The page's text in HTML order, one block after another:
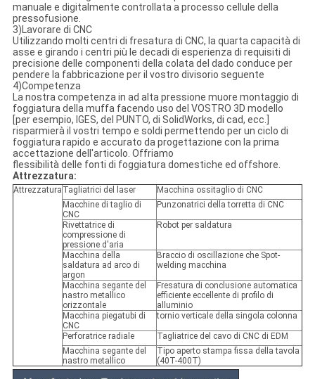
manuale e digitalmente controllata a processo cellule della
pressofusione.
3)Lavorare di CNC
Utilizzando molti centri di fresatura di CNC, la quarta capacità di
asse e girando i centri più le decadi di esperienza di requisiti di
precisione delle componenti della colata del dado conduce per
pendere la fabbricazione per il vostro divisorio seguente
4)Competenza
La nostra competenza in ad alta pressione muore montaggio di
foggiatura della muffa facendo uso del VOSTRO 3D modello
[per esempio, IGES, del PUNTO, di SolidWorks, di cad, ecc.]
risparmierà il vostri tempo e soldi permettendo per un ciclo di
foggiatura rapido e accurato da progettazione con la prima
accettazione dell'articolo. Offriamo
flessibilità delle fonti di foggiatura domestiche ed offshore.
Attrezzatura:
Attrezzatura Tagliatrici del laser
Macchina ossitaglio di CNC
Macchine di taglio di
CNC
Punzonatrici della torretta di CNC
Rivettatrice di
compressione di
pressione d'aria
Robot per saldatura
Macchina della
saldatura ad arco di
argon
Braccio di oscillazione che Spot-
welding macchina
Macchina segante del
nastro metallico
orizzontale
Fresatura di conclusione automatica
efficiente eccellente di profilo di
alluminio
Macchina piegatubi di
CNC
tornio verticale della singola colonna
Perforatrice radiale
Tagliatrice del cavo di CNC di EDM
Macchina segante del
nastro metallico
Tipo aperto stampa fissa della tavola
(40T-400T)